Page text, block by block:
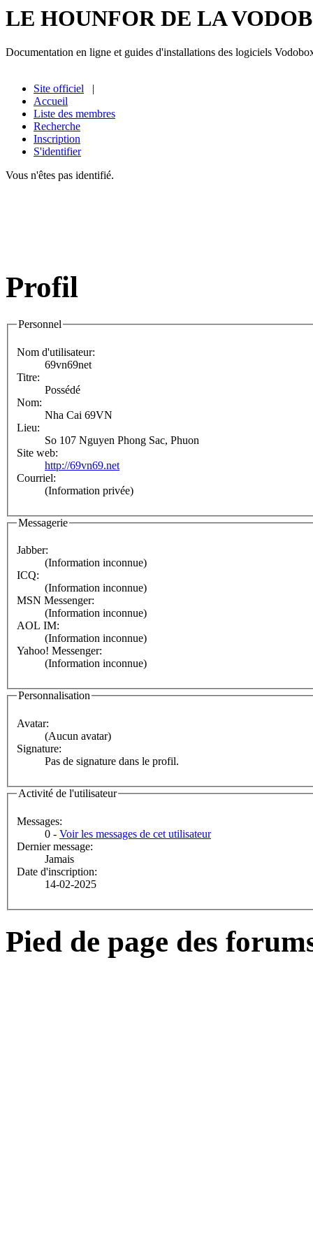
LE HOUNFOR DE LA
Documentation en ligne et guides d'installations des logiciels
Site officiel |
Accueil
Liste des membres
Recherche
Inscription
S'identifier
Vous n'êtes pas identifié.
Profil
Personnel
Nom d'utilisateur:
69vn69net
Titre:
Possédé
Nom:
Nha Cai 69VN
Lieu:
So 107 Nguyen Phong Sac, Phuon
Site web:
http://69vn69.net
Courriel:
(Information privée)
Messagerie
Jabber:
(Information inconnue)
ICQ:
(Information inconnue)
MSN Messenger:
(Information inconnue)
AOL IM:
(Information inconnue)
Yahoo! Messenger:
(Information inconnue)
Personnalisation
Avatar:
(Aucun avatar)
Signature:
Pas de signature dans le profil.
Activité de l'utilisateur
Messages:
0 - Voir les messages de cet utilisateur
Dernier message:
Jamais
Date d'inscription:
14-02-2025
Pied de page des